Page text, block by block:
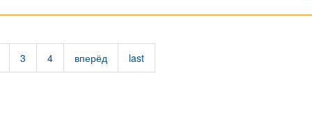
3 4 вперёд last